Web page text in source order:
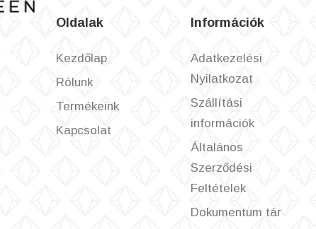
Oldalak
Kezdőlap
Rólunk
Termékeink
Kapcsolat
Információk
Adatkezelési
Nyilatkozat
Szállítási
információk
Általános
Szerződési
Feltételek
Dokumentum tár